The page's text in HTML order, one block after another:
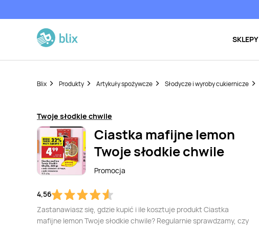
SKLEPY
Blix Produkty Artykuły spożywcze Słodycze i wyroby cukiernicze
Twoje słodkie chwile
Ciastka mafijne lemon
Twoje słodkie chwile
Promocja
4,56
Zastanawiasz się, gdzie kupić i ile kosztuje produkt Ciastka
mafijne lemon Twoje słodkie chwile? Regularnie sprawdzamy, czy